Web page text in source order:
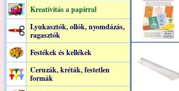
Kreatívitás a papírral
Lyukasztók, ollók, nyomdázás,
ragasztók
Festékek és kellékek
Ceruzák, kréták, festetlen
formák